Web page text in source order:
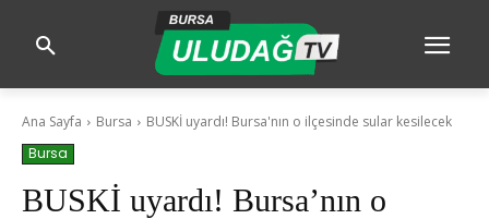
Ana Sayfa Bursa
BUSKİ uyardı! Bursa'nın o ilçesinde sular kesilecek
Bursa
BUSKİ uyardı! Bursa’nın o